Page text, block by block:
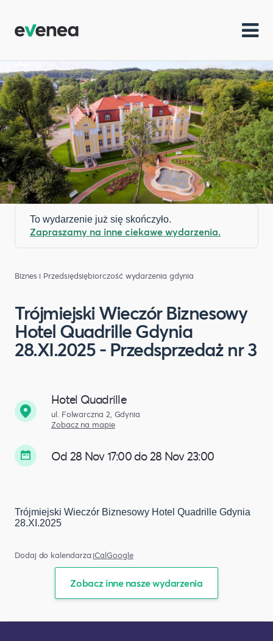
To wydarzenie już się skończyło.
Zapraszamy na inne ciekawe wydarzenia.
Biznes i Przedsiędsiębiorczość wydarzenia gdynia
Trójmiejski Wieczór Biznesowy
Hotel Quadrille Gdynia
28.XI.2025 - Przedsprzedaż nr 3
Hotel Quadrille
ul. Folwarczna 2, Gdynia
Zobacz na mapie
Od 28 Nov 17:00 do 28 Nov 23:00
Trójmiejski Wieczór Biznesowy Hotel Quadrille Gdynia
28.XI.2025
Dodaj do kalendarza:iCalGoogle
Zobacz inne nasze wydarzenia